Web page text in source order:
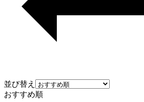
並び替え
おすすめ順